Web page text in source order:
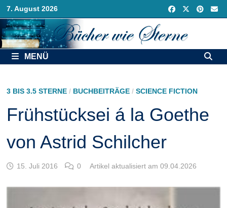
Zurück
zum
Inhalt
7. August 2026
MENÜ
3 BIS 3.5 STERNE/ BUCHBEITRÄGE/ SCIENCE FICTION
Frühstücksei á la Goethe
von Astrid Schilcher
15. Juli 2016 0 Artikel aktualisiert am 09.04.2026